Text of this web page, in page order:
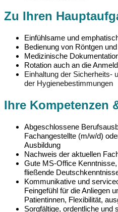
Zu Ihren
Einfühlsame und
Bedienung von Röntgen
Medizinische
Rotation auch an die
Einhaltung der Sicherheits-
der Hygienebestimmungen
Ihre Kompetenzen
Abgeschlossene
Fachangestellte (m/w/d)
Ausbildung
Nachweis der aktuellen
Gute MS-Office
fließende
Kommunikative und
Feingefühl für die Anliegen
Patientinnen, Flexibilität,
Sorgfältige, ordentliche und